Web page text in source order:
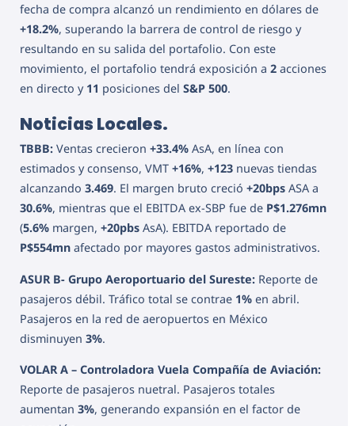
fecha de compra alcanzó un rendimiento en dólares de
+18.2%, superando la barrera de control de riesgo y
resultando en su salida del portafolio. Con este
movimiento, el portafolio tendrá exposición a 2 acciones
en directo y 11 posiciones del S&P 500.
Noticias Locales.
TBBB: Ventas crecieron +33.4% AsA, en línea con
estimados y consenso, VMT +16%, +123 nuevas tiendas
alcanzando 3.469. El margen bruto creció +20bps ASA a
30.6%, mientras que el EBITDA ex-SBP fue de P$1.276mn
(5.6% margen, +20pbs AsA). EBITDA reportado de
P$554mn afectado por mayores gastos administrativos.
ASUR B- Grupo Aeroportuario del Sureste: Reporte de
pasajeros débil. Tráfico total se contrae 1% en abril.
Pasajeros en la red de aeropuertos en México
disminuyen 3%.
VOLAR A – Controladora Vuela Compañía de Aviación:
Reporte de pasajeros nuetral. Pasajeros totales
aumentan 3%, generando expansión en el factor de